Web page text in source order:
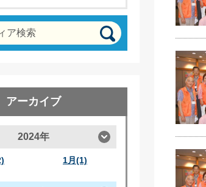
索
アーカイブ
2024年
1月(1)